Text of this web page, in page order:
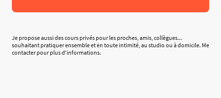
Je propose aussi des cours privés pour les proches, amis, collègues...
souhaitant pratiquer ensemble et en toute intimité, au studio ou à domicile. Me
contacter pour plus d'informations.